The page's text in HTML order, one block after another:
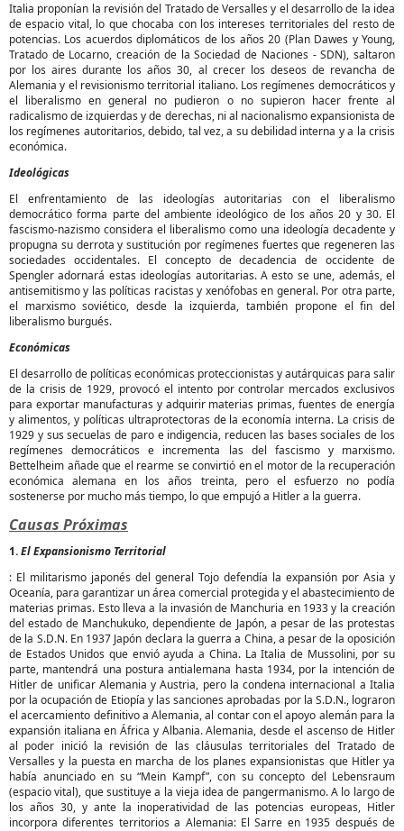
Italia proponían la revisión del Tratado de Versalles y el desarrollo de la idea
de espacio vital, lo que chocaba con los intereses territoriales del resto de
potencias. Los acuerdos diplomáticos de los años 20 (Plan Dawes y Young,
Tratado de Locarno, creación de la Sociedad de Naciones - SDN), saltaron
por los aires durante los años 30, al crecer los deseos de revancha de
Alemania y el revisionismo territorial italiano. Los regímenes democráticos y
el liberalismo en general no pudieron o no supieron hacer frente al
radicalismo de izquierdas y de derechas, ni al nacionalismo expansionista de
los regímenes autoritarios, debido, tal vez, a su debilidad interna y a la crisis
económica.
Ideológicas
El enfrentamiento de las ideologías autoritarias con el liberalismo
democrático forma parte del ambiente ideológico de los años 20 y 30. El
fascismo-nazismo considera el liberalismo como una ideología decadente y
propugna su derrota y sustitución por regímenes fuertes que regeneren las
sociedades occidentales. El concepto de decadencia de occidente de
Spengler adornará estas ideologías autoritarias. A esto se une, además, el
antisemitismo y las políticas racistas y xenófobas en general. Por otra parte,
el marxismo soviético, desde la izquierda, también propone el fin del
liberalismo burgués.
Económicas
El desarrollo de políticas económicas proteccionistas y autárquicas para salir
de la crisis de 1929, provocó el intento por controlar mercados exclusivos
para exportar manufacturas y adquirir materias primas, fuentes de energía
y alimentos, y políticas ultraprotectoras de la economía interna. La crisis de
1929 y sus secuelas de paro e indigencia, reducen las bases sociales de los
regímenes democráticos e incrementa las del fascismo y marxismo.
Bettelheim añade que el rearme se convirtió en el motor de la recuperación
económica alemana en los años treinta, pero el esfuerzo no podía
sostenerse por mucho más tiempo, lo que empujó a Hitler a la guerra.
Causas Próximas
1.El Expansionismo Territorial
: El militarismo japonés del general Tojo defendía la expansión por Asia y
Oceanía, para garantizar un área comercial protegida y el abastecimiento de
materias primas. Esto lleva a la invasión de Manchuria en 1933 y la creación
del estado de Manchukuko, dependiente de Japón, a pesar de las protestas
de la S.D.N. En 1937 Japón declara la guerra a China, a pesar de la oposición
de Estados Unidos que envió ayuda a China. La Italia de Mussolini, por su
parte, mantendrá una postura antialemana hasta 1934, por la intención de
Hitler de unificar Alemania y Austria, pero la condena internacional a Italia
por la ocupación de Etiopía y las sanciones aprobadas por la S.D.N., lograron
el acercamiento definitivo a Alemania, al contar con el apoyo alemán para la
expansión italiana en África y Albania. Alemania, desde el ascenso de Hitler
al poder inició la revisión de las cláusulas territoriales del Tratado de
Versalles y la puesta en marcha de los planes expansionistas que Hitler ya
había anunciado en su “Mein Kampf”, con su concepto del Lebensraum
(espacio vital), que sustituye a la vieja idea de pangermanismo. A lo largo de
los años 30, y ante la inoperatividad de las potencias europeas, Hitler
incorpora diferentes territorios a Alemania: El Sarre en 1935 después de